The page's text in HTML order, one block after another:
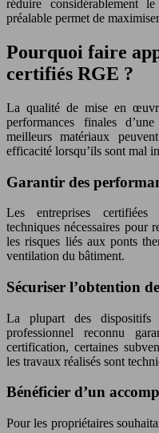
réduire considérablement
préalable permet de
Pourquoi faire
certifiés RGE ?
La qualité de mise en
performances finales
meilleurs matériaux
efficacité lorsqu’ils sont mal
Garantir des
Les entreprises certifiées
techniques nécessaires pour
les risques liés aux ponts
ventilation du bâtiment.
Sécuriser l’obtention
La plupart des dispositifs
professionnel reconnu
certification, certaines
les travaux réalisés sont
Bénéficier d’un
Pour les propriétaires